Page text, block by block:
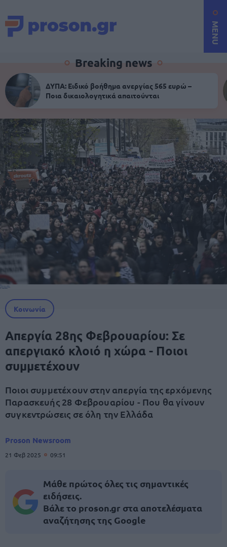
MENU
Breaking news
ΔΥΠΑ: Ειδικό βοήθημα ανεργίας 565 ευρώ –
Ποια δικαιολογητικά απαιτούνται
Κοινωνία
Απεργία 28ης Φεβρουαρίου: Σε
απεργιακό κλοιό η χώρα - Ποιοι
συμμετέχουν
Ποιοι συμμετέχουν στην απεργία της ερχόμενης
Παρασκευής 28 Φεβρουαρίου - Που θα γίνουν
συγκεντρώσεις σε όλη την Ελλάδα
Proson Newsroom
21 Φεβ 2025 09:51
Μάθε πρώτος όλες τις σημαντικές
ειδήσεις.
Βάλε το proson.gr στα αποτελέσματα
αναζήτησης της Google